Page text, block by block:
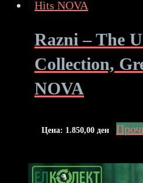
Razni – The
Collection,
NOVA
Цена: 1.850,00 ден